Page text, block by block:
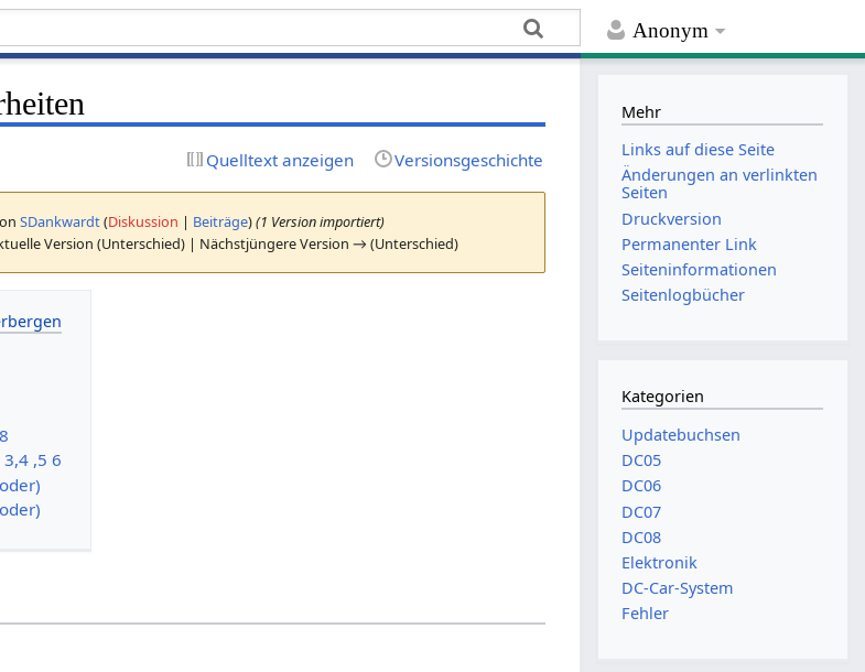
Anonym
Quelltext anzeigen Versionsgeschichte
SDankwardt(Diskussion | Beiträge)(1 Version importiert)
Version (Unterschied) | Nächstjüngere Version → (Unterschied)
,5 6
Mehr
Links auf diese Seite
Änderungen an verlinkten
Seiten
Druckversion
Permanenter Link
Seiten­­informationen
Seitenlogbücher
Kategorien
Updatebuchsen
DC05
DC06
DC07
DC08
Elektronik
DC-Car-System
Fehler